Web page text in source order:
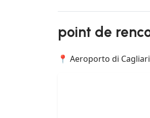
point de
📍 Aeroporto di